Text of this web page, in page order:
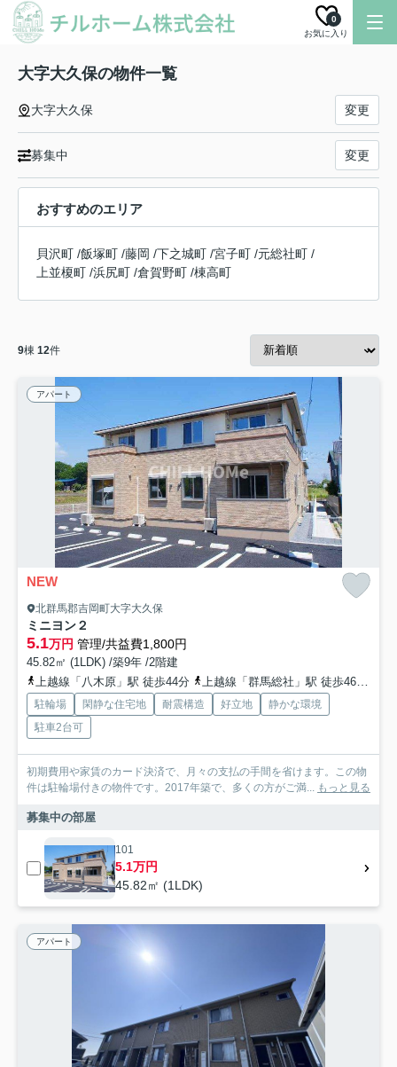
お気に入り
0
大字大久保の物件一覧
大字大久保 変更
募集中 変更
おすすめのエリア
貝沢町 /飯塚町 /藤岡 /下之城町 /宮子町 /元総社町 /
上並榎町 /浜尻町 /倉賀野町 /棟高町
9棟 12件
アパート
NEW
北群馬郡吉岡町大字大久保
ミニヨン２
5.1万円 管理/共益費1,800円
45.82㎡ (1LDK) /築9年 /2階建
上越線「八木原」駅 徒歩44分
上越線「群馬総社」駅 徒歩46分
駐輪場 閑静な住宅地 耐震構造 好立地
静かな環境
駐車2台可
初期費用や家賃のカード決済で、月々の支払の手間を省けます。この物
件は駐輪場付きの物件です。2017年築で、多くの方がご満... もっと見る
募集中の部屋
101
5.1万円
45.82㎡ (1LDK)
アパート